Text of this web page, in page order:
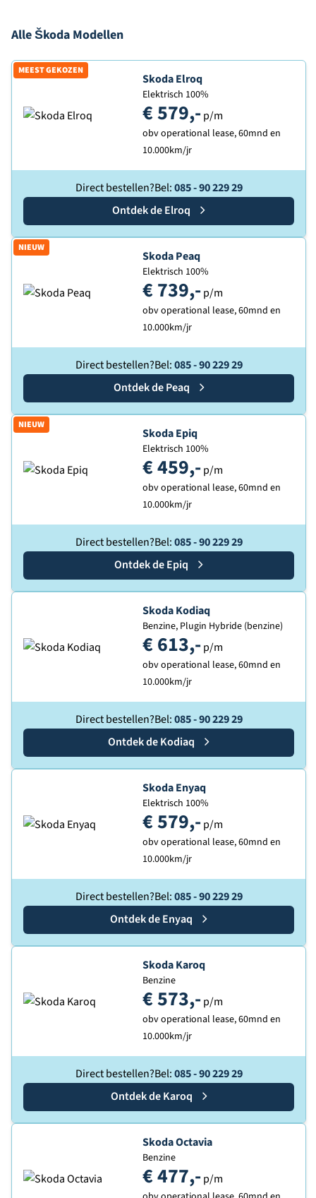
Alle Škoda Modellen
MEEST GEKOZEN
Ontdek de
Skoda Elroq
Elektrisch 100%
€ 579,- p/m
obv operational lease, 60mnd en
10.000km/jr
Direct bestellen?Bel:085 - 90 229 29
Ontdek deSkoda
Elroq
NIEUW
Ontdek de
Skoda Peaq
Elektrisch 100%
€ 739,- p/m
obv operational lease, 60mnd en
10.000km/jr
Direct bestellen?Bel:085 - 90 229 29
Ontdek deSkoda
Peaq
NIEUW
Ontdek de
Skoda Epiq
Elektrisch 100%
€ 459,- p/m
obv operational lease, 60mnd en
10.000km/jr
Direct bestellen?Bel:085 - 90 229 29
Ontdek deSkoda
Epiq
Ontdek de
Skoda Kodiaq
Benzine, Plugin Hybride (benzine)
€ 613,- p/m
obv operational lease, 60mnd en
10.000km/jr
Direct bestellen?Bel:085 - 90 229 29
Ontdek deSkoda
Kodiaq
Ontdek de
Skoda Enyaq
Elektrisch 100%
€ 579,- p/m
obv operational lease, 60mnd en
10.000km/jr
Direct bestellen?Bel:085 - 90 229 29
Ontdek deSkoda
Enyaq
Ontdek de
Skoda Karoq
Benzine
€ 573,- p/m
obv operational lease, 60mnd en
10.000km/jr
Direct bestellen?Bel:085 - 90 229 29
Ontdek deSkoda
Karoq
Ontdek de
Skoda Octavia
Benzine
€ 477,- p/m